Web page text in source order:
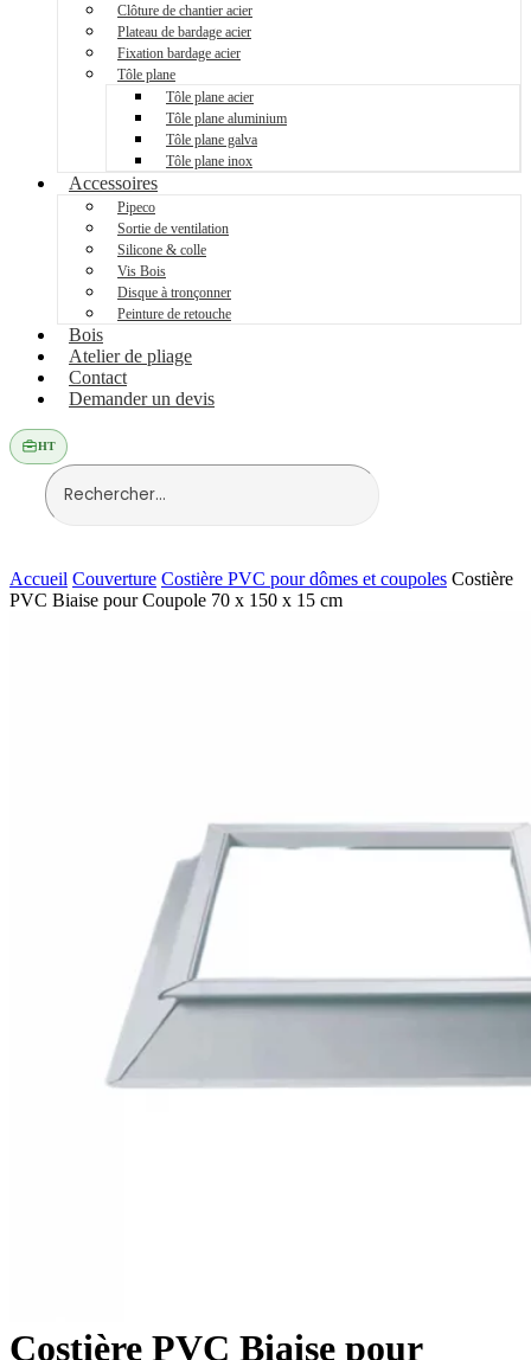
Clôture de chantier acier
Plateau de bardage acier
Fixation bardage acier
Tôle plane
Tôle plane acier
Tôle plane aluminium
Tôle plane galva
Tôle plane inox
Accessoires
Pipeco
Sortie de ventilation
Silicone & colle
Vis Bois
Disque à tronçonner
Peinture de retouche
Bois
Atelier de pliage
Contact
Demander un devis
HT
Accueil Couverture Costière PVC pour dômes et coupoles Costière
PVC Biaise pour Coupole 70 x 150 x 15 cm
Costière PVC Biaise pour